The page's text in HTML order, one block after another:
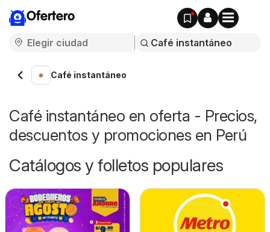
Ofertero
Café instantáneo
Café instantáneo en oferta - Precios,
descuentos y promociones en Perú
Catálogos y folletos populares